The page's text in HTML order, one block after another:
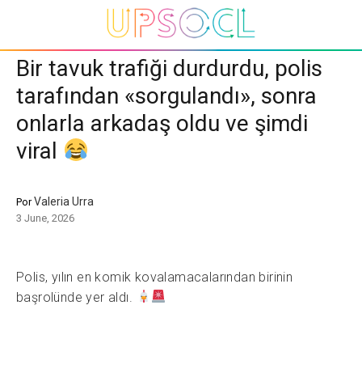
Bir tavuk trafiği durdurdu, polis
tarafından «sorgulandı», sonra
onlarla arkadaş oldu ve şimdi
viral
PorValeria Urra
3 June, 2026
Polis, yılın en komik kovalamacalarından birinin
başrolünde yer aldı.